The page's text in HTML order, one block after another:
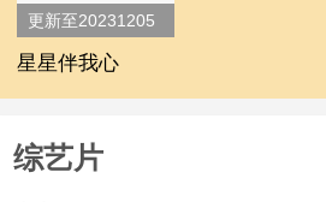
更新至20231205
期
星星伴我心
综艺片